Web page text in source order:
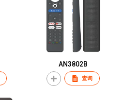
AN3802B
查询